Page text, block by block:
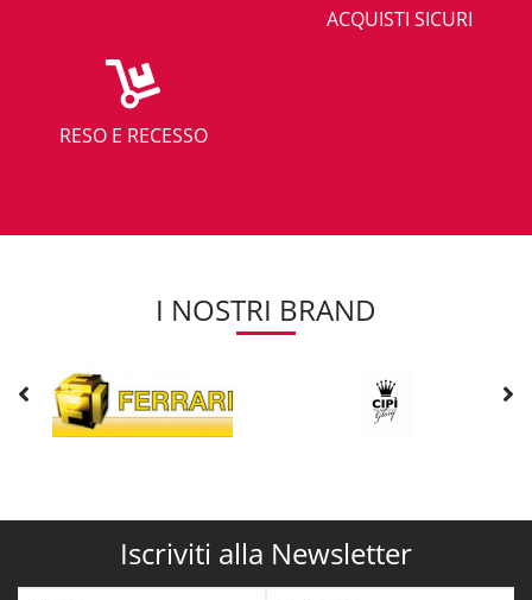
ACQUISTI SICURI
RESO E RECESSO
I NOSTRI BRAND
Iscriviti alla Newsletter